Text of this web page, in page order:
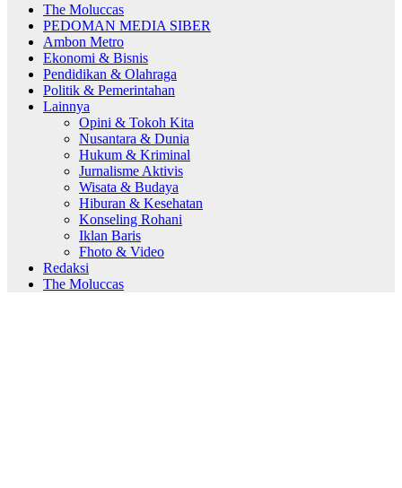
The Moluccas
PEDOMAN MEDIA SIBER
Ambon Metro
Ekonomi & Bisnis
Pendidikan & Olahraga
Politik & Pemerintahan
Lainnya
Opini & Tokoh Kita
Nusantara & Dunia
Hukum & Kriminal
Jurnalisme Aktivis
Wisata & Budaya
Hiburan & Kesehatan
Konseling Rohani
Iklan Baris
Fhoto & Video
Redaksi
The Moluccas